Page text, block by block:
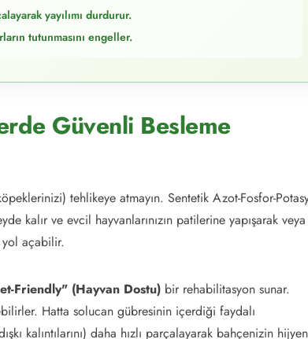
yayılımı durdurur.
tutunmasını engeller.
Güvenli Besleme
tehlikeye atmayın. Sentetik Azot-Fosfor-
kalır ve evcil hayvanlarınızın patilerine yapışarak veya
yol açabilir.
Friendly" (Hayvan Dostu) bir rehabilitasyon sunar.
Hatta solucan gübresinin içerdiği faydalı
kalıntılarını) daha hızlı parçalayarak bahçenizin